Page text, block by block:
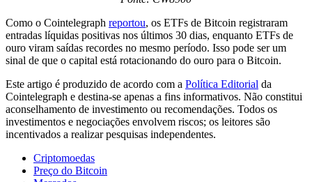
Como o Cointelegraph reportou, os ETFs de Bitcoin registraram
entradas líquidas positivas nos últimos 30 dias, enquanto ETFs de
ouro viram saídas recordes no mesmo período. Isso pode ser um
sinal de que o capital está rotacionando do ouro para o Bitcoin.
Este artigo é produzido de acordo com a Política Editorial da
Cointelegraph e destina-se apenas a fins informativos. Não constitui
aconselhamento de investimento ou recomendações. Todos os
investimentos e negociações envolvem riscos; os leitores são
incentivados a realizar pesquisas independentes.
Criptomoedas
Preço do Bitcoin